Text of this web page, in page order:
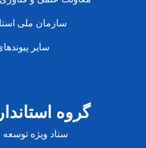
سازمان ملی
سایر
گروه
ستاد ویژه توسعه